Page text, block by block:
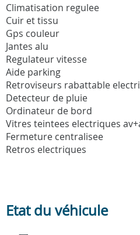
Climatisation regulee
Cuir et tissu
Gps couleur
Jantes alu
Regulateur vitesse
Aide parking
Retroviseurs rabattable
Detecteur de pluie
Ordinateur de bord
Vitres teintees electriques
Fermeture centralisee
Retros electriques
Etat du véhicule